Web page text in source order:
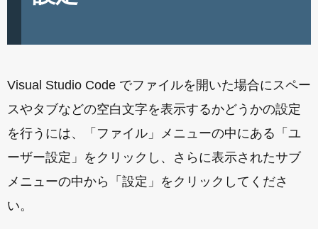
Visual Studio Code でファイルを開いた場合にスペー
スやタブなどの空白文字を表示するかどうかの設定
を行うには、「ファイル」メニューの中にある「ユ
ーザー設定」をクリックし、さらに表示されたサブ
メニューの中から「設定」をクリックしてくださ
い。